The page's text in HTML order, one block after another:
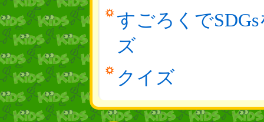
すごろくで
ズ
クイズ